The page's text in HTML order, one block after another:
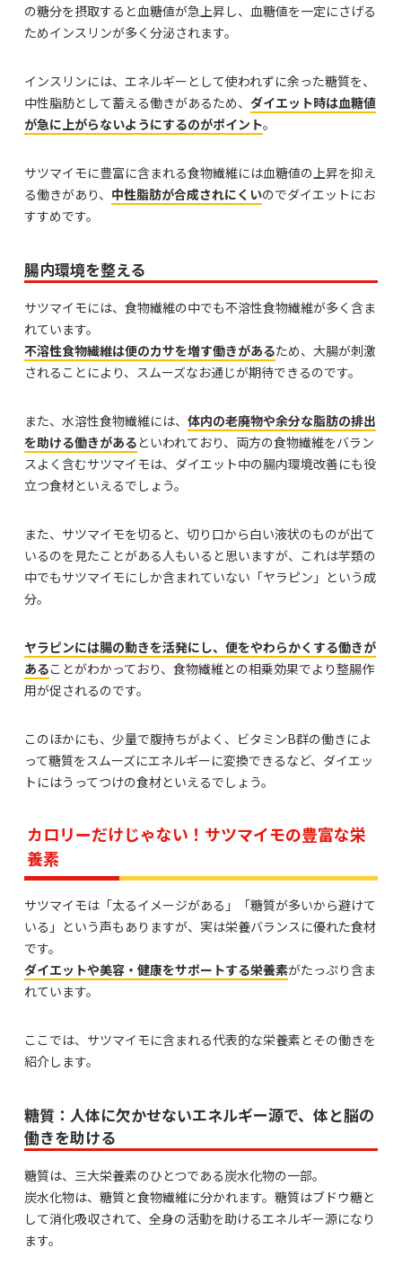
の糖分を摂取すると血糖値が急上昇し、血糖値を一定にさげる
ためインスリンが多く分泌されます。
インスリンには、エネルギーとして使われずに余った糖質を、
中性脂肪として蓄える働きがあるため、 ダイエット時は血糖値
が急に上がらないようにするのがポイント。
サツマイモに豊富に含まれる食物繊維には血糖値の上昇を抑え
る働きがあり、 中性脂肪が合成されにくいのでダイエットにお
すすめです。
腸内環境を整える
サツマイモには、食物繊維の中でも不溶性食物繊維が多く含ま
れています。
不溶性食物繊維は便のカサを増す働きがあるため、大腸が刺激
されることにより、スムーズなお通じが期待できるのです。
また、水溶性食物繊維には、 体内の老廃物や余分な脂肪の排出
を助ける働きがあるといわれており、両方の食物繊維をバラン
スよく含むサツマイモは、ダイエット中の腸内環境改善にも役
立つ食材といえるでしょう。
また、サツマイモを切ると、切り口から白い液状のものが出て
いるのを見たことがある人もいると思いますが、これは芋類の
中でもサツマイモにしか含まれていない「ヤラピン」という成
分。
ヤラピンには腸の動きを活発にし、便をやわらかくする働きが
あることがわかっており、食物繊維との相乗効果でより整腸作
用が促されるのです。
このほかにも、少量で腹持ちがよく、ビタミンB群の働きによ
って糖質をスムーズにエネルギーに変換できるなど、ダイエッ
トにはうってつけの食材といえるでしょう。
カロリーだけじゃない！サツマイモの豊富な栄
養素
サツマイモは「太るイメージがある」「糖質が多いから避けて
いる」という声もありますが、実は栄養バランスに優れた食材
です。
ダイエットや美容・健康をサポートする栄養素がたっぷり含ま
れています。
ここでは、サツマイモに含まれる代表的な栄養素とその働きを
紹介します。
糖質：人体に欠かせないエネルギー源で、体と脳の
働きを助ける
糖質は、三大栄養素のひとつである炭水化物の一部。
炭水化物は、糖質と食物繊維に分かれます。糖質はブドウ糖と
して消化吸収されて、全身の活動を助けるエネルギー源になり
ます。